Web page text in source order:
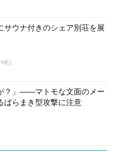
サウナ付きのシェア別荘を展
？」――マトモな文面のメー
ばらまき型攻撃に注意